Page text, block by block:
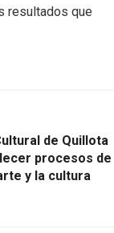
resultados que
de Quillota
procesos de
y la cultura